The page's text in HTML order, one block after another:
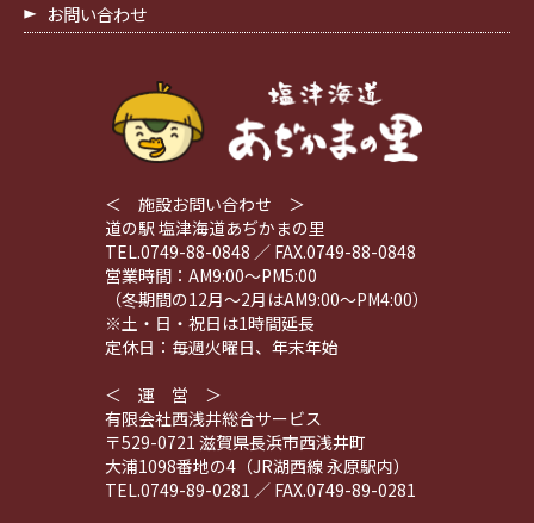
お問い合わせ
＜ 施設お問い合わせ ＞
道の駅 塩津海道あぢかまの里
TEL.0749-88-0848 ／ FAX.0749-88-0848
営業時間：AM9:00～PM5:00
（冬期間の12月～2月はAM9:00～PM4:00）
※土・日・祝日は1時間延長
定休日：毎週火曜日、年末年始
＜ 運 営 ＞
有限会社西浅井総合サービス
〒529-0721 滋賀県長浜市西浅井町
大浦1098番地の4（JR湖西線 永原駅内）
TEL.0749-89-0281 ／ FAX.0749-89-0281